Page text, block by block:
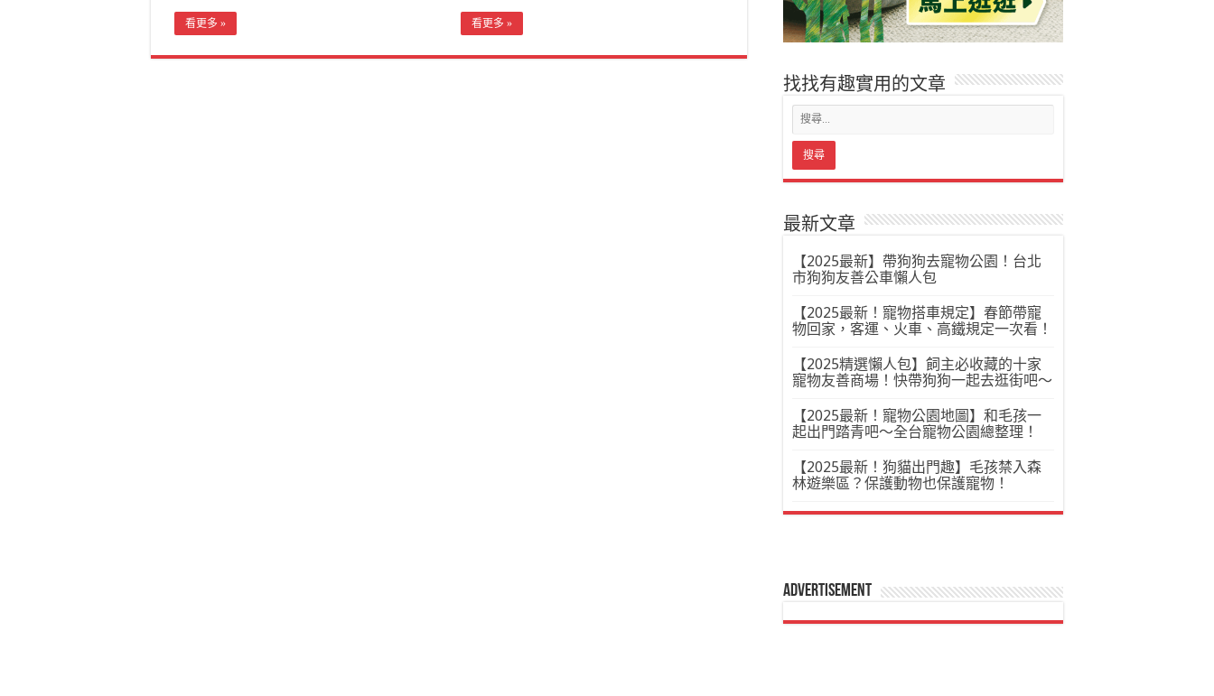
看更多 » 看更多 »
找找有趣實用的文章
最新文章
【2025最新】帶狗狗去寵物公園！台北
市狗狗友善公車懶人包
【2025最新！寵物搭車規定】春節帶寵
物回家，客運、火車、高鐵規定一次看！
【2025精選懶人包】飼主必收藏的十家
寵物友善商場！快帶狗狗一起去逛街吧～
【2025最新！寵物公園地圖】和毛孩一
起出門踏青吧～全台寵物公園總整理！
【2025最新！狗貓出門趣】毛孩禁入森
林遊樂區？保護動物也保護寵物！
Advertisement